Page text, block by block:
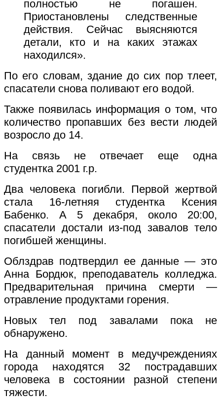
полностью не погашен.
Приостановлены следственные
действия. Сейчас выясняются
детали, кто и на каких этажах
находился».
По его словам, здание до сих пор тлеет,
спасатели снова поливают его водой.
Также появилась информация о том, что
количество пропавших без вести людей
возросло до 14.
На связь не отвечает еще одна
студентка 2001 г.р.
Два человека погибли. Первой жертвой
стала 16-летняя студентка Ксения
Бабенко. А 5 декабря, около 20:00,
спасатели достали из-под завалов тело
погибшей женщины.
Облздрав подтвердил ее данные — это
Анна Бордюк, преподаватель колледжа.
Предварительная причина смерти —
отравление продуктами горения.
Новых тел под завалами пока не
обнаружено.
На данный момент в медучреждениях
города находятся 32 пострадавших
человека в состоянии разной степени
тяжести.